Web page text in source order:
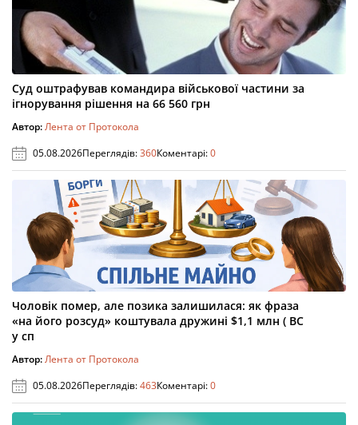
Суд оштрафував командира військової частини за
ігнорування рішення на 66 560 грн
Автор:Лента от Протокола
05.08.2026Переглядів:360Коментарі:0
Чоловік помер, але позика залишилася: як фраза
«на його розсуд» коштувала дружині $1,1 млн ( ВС
у сп
Автор:Лента от Протокола
05.08.2026Переглядів:463Коментарі:0